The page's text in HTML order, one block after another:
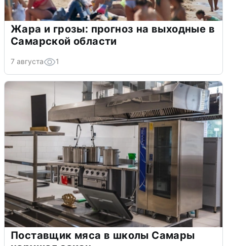
Жара и грозы: прогноз на выходные в
Самарской области
7 августа 1
Поставщик мяса в школы Самары